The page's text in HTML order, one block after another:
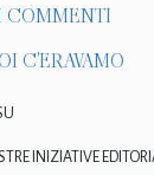
COMMENTI
C'ERAVAMO
INIZIATIVE